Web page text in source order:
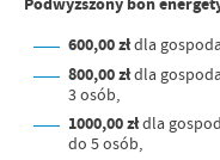
600,00 złdla
800,00 złdla
3 osób,
1000,00 złdla
do 5 osób,